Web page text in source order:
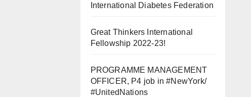
International Diabetes Federation
Great Thinkers International
Fellowship 2022-23!
PROGRAMME MANAGEMENT
OFFICER, P4 job in #NewYork/
#UnitedNations